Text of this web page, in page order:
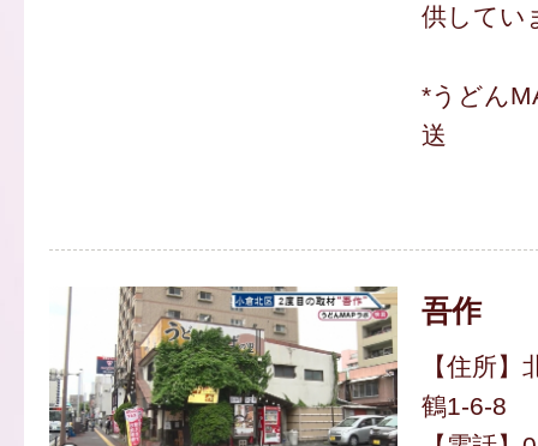
供してい
*うどん
送
吾作
【住所
鶴1-6-8